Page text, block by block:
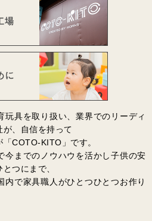
玩具を取り扱い、業界でのリーディ
が、自信を持って
COTO-KITO」です。
今までのノウハウを活かし子供の安
つにまで、
内で家具職人がひとつひとつお作り